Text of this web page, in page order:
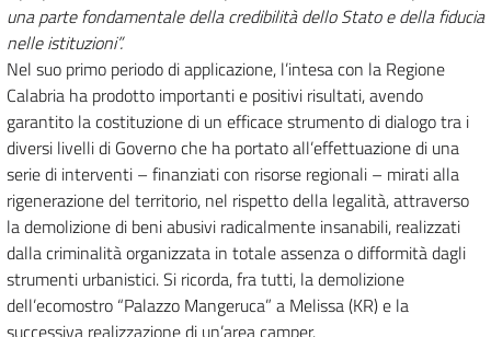
una parte fondamentale della credibilità dello Stato e della fiducia
nelle istituzioni”.
Nel suo primo periodo di applicazione, l’intesa con la Regione
Calabria ha prodotto importanti e positivi risultati, avendo
garantito la costituzione di un efficace strumento di dialogo tra i
diversi livelli di Governo che ha portato all’effettuazione di una
serie di interventi – finanziati con risorse regionali – mirati alla
rigenerazione del territorio, nel rispetto della legalità, attraverso
la demolizione di beni abusivi radicalmente insanabili, realizzati
dalla criminalità organizzata in totale assenza o difformità dagli
strumenti urbanistici. Si ricorda, fra tutti, la demolizione
dell’ecomostro “Palazzo Mangeruca” a Melissa (KR) e la